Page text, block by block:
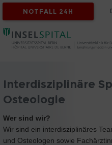
NOTFALL 24H
Interdisziplinäre
Osteologie
Wer sind wir?
Wir sind ein interdisziplinäres
und Osteologen sowie